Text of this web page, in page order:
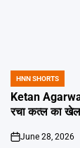
POSTED
IN
HNN SHORTS
Ketan
रचा कत्ल का
on
June 28, 2026